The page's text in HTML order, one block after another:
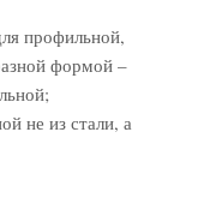
профильной,
формой –
не из стали, а